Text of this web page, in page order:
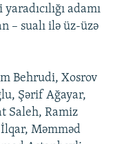
adamı
– sualı ilə üz-üzə
Behrudi, Xosrov
Şərif Ağayar,
Saleh, Ramiz
Məmməd